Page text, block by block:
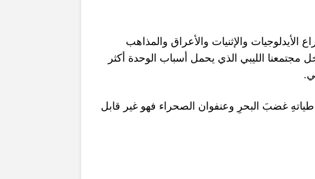
الأيدلوجيات والإثنيات والأعراق والمذاهب
مجتمعنا الليبي الذي يحمل أسباب الوحدة أكثر
.
غضبَ البحرِ وعنفوان الصحراء فهو غير قابل